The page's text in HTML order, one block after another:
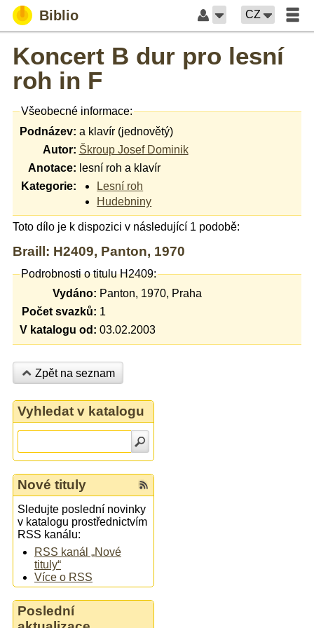
Biblio CZ
Koncert B dur pro lesní
roh in F
Všeobecné informace:
Podnázev: a klavír (jednovětý)
Autor: Škroup Josef Dominik
Anotace: lesní roh a klavír
Kategorie:
Lesní roh
Hudebniny
Toto dílo je k dispozici v následující 1 podobě:
Braill: H2409, Panton, 1970
Podrobnosti o titulu H2409:
Vydáno: Panton, 1970, Praha
Počet svazků: 1
V katalogu od: 03.02.2003
Zpět na seznam
Vyhledat v katalogu
Nové tituly
Sledujte poslední novinky
v katalogu prostřednictvím
RSS kanálu:
RSS kanál „Nové
tituly“
Více o RSS
Poslední